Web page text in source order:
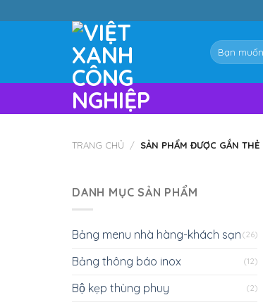
to
Tìm
kiếm:
TRANG CHỦ / SẢN PHẨM ĐƯỢC GẮN
DANH MỤC SẢN PHẨM
Bảng menu nhà hàng-khách sạn (26)
Bảng thông báo inox (12)
Bộ kẹp thùng phuy (2)